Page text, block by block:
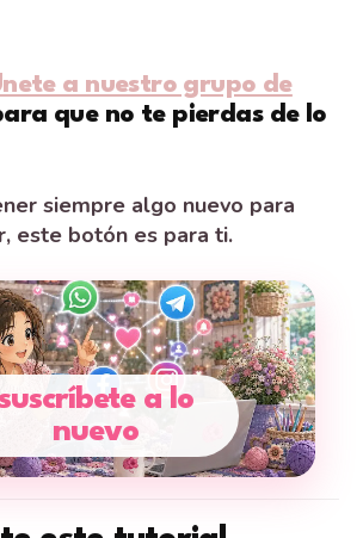
a nuestro grupo de
que no te pierdas de lo
siempre algo nuevo para
este botón es para ti.
a lo
nuevo